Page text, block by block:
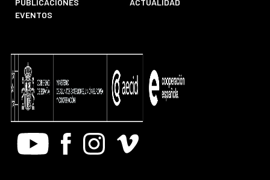
PUBLICACIONES
ACTUALIDAD
EVENTOS
Youtube FacebookInstagram
Vimeo